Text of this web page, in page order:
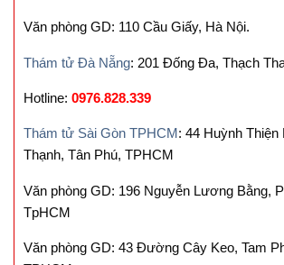
Văn phòng GD: 110 Cầu Giấy, Hà Nội.
Thám tử Đà Nẵng: 201 Đống Đa, Thạch
Hotline: 0976.828.339
Thám tử Sài Gòn TPHCM: 44 Huỳnh Thiện
Thạnh, Tân Phú, TPHCM
Văn phòng GD: 196 Nguyễn Lương Bằng,
TpHCM
Văn phòng GD: 43 Đường Cây Keo, Tam